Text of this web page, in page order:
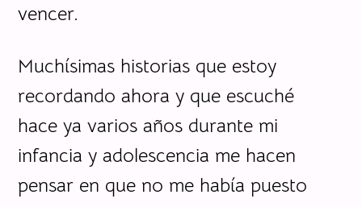
vencer.
Muchísimas historias que estoy
recordando ahora y que escuché
hace ya varios años durante mi
infancia y adolescencia me hacen
pensar en que no me había puesto